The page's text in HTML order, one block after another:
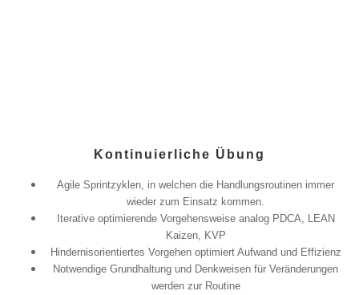
Kontinuierliche Übung
Agile Sprintzyklen, in welchen die Handlungsroutinen immer
wieder zum Einsatz kommen.
Iterative optimierende Vorgehensweise analog PDCA, LEAN
Kaizen, KVP
Hindernisorientiertes Vorgehen optimiert Aufwand und Effizienz
Notwendige Grundhaltung und Denkweisen für Veränderungen
werden zur Routine